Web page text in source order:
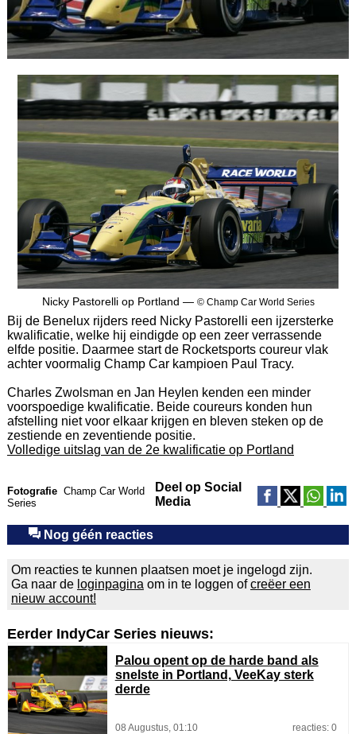
Nicky Pastorelli op Portland — © Champ Car World Series
Bij de Benelux rijders reed Nicky Pastorelli een ijzersterke
kwalificatie, welke hij eindigde op een zeer verrassende
elfde positie. Daarmee start de Rocketsports coureur vlak
achter voormalig Champ Car kampioen Paul Tracy.
Charles Zwolsman en Jan Heylen kenden een minder
voorspoedige kwalificatie. Beide coureurs konden hun
afstelling niet voor elkaar krijgen en bleven steken op de
zestiende en zeventiende positie.
Volledige uitslag van de 2e kwalificatie op Portland
Fotografie Champ Car World
Series
Deel op Social
Media
Nog géén reacties
Om reacties te kunnen plaatsen moet je ingelogd zijn.
Ga naar de loginpagina om in te loggen ofcreëer een
nieuw account!
Eerder IndyCar Series nieuws:
Palou opent op de harde band als
snelste in Portland, VeeKay sterk
derde
08 Augustus, 01:10 reacties: 0